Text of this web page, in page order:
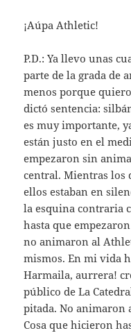
¡Aúpa Athletic!
P.D.: Ya llevo unas
parte de la grada de
menos porque
dictó sentencia:
es muy importante,
están justo en el
empezaron sin
central. Mientras los
ellos estaban en
la esquina contraria
hasta que
no animaron al
mismos. En mi vida
Harmaila, aurrera!
público de La
pitada. No animaron
Cosa que hicieron